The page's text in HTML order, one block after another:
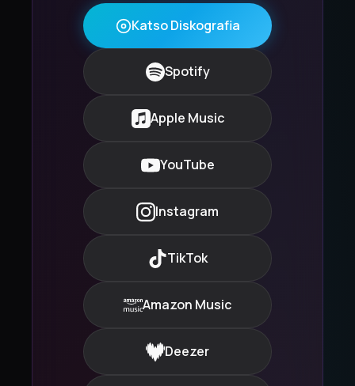
Katso Diskografia
Spotify
Apple Music
YouTube
Instagram
TikTok
Amazon Music
Deezer